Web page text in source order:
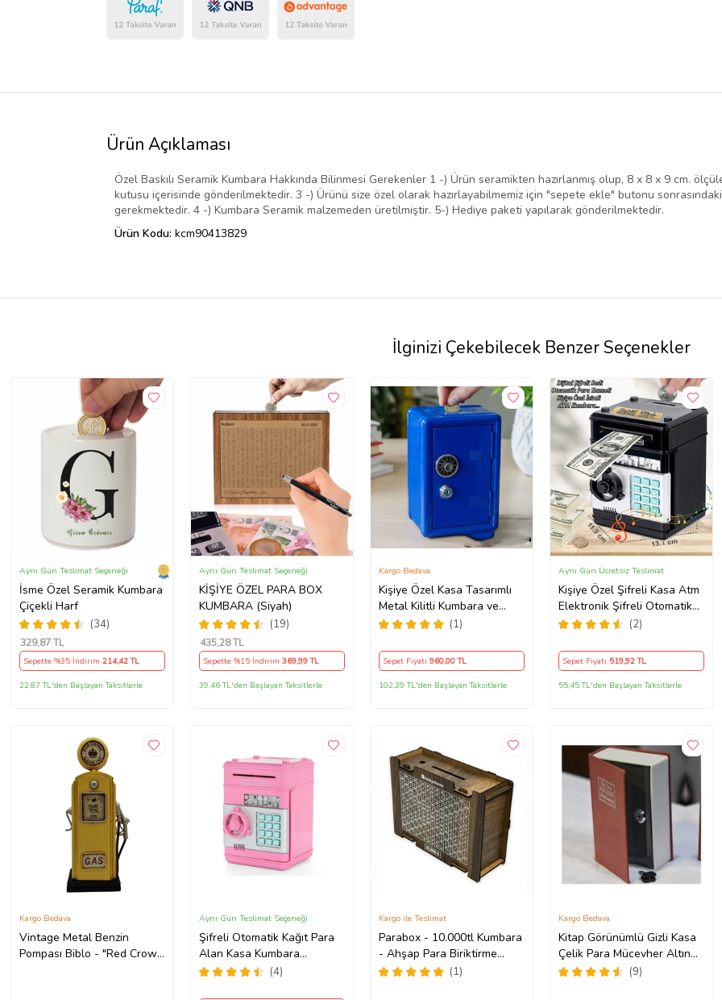
Ürün Açıklaması
Özel Baskılı Seramik Kumbara Hakkında Bilinmesi Gerekenler 1 -) Ürün seramikten hazırlanmış olup, 8 x 8 x 9 cm.
kutusu içerisinde gönderilmektedir. 3 -) Ürünü size özel olarak hazırlayabilmemiz için "sepete ekle" butonu
gerekmektedir. 4 -) Kumbara Seramik malzemeden üretilmiştir. 5-) Hediye paketi yapılarak gönderilmektedir.
Ürün Kodu: kcm90413829
İlginizi Çekebilecek Benzer Seçenekler
İsme Özel Seramik Kumbara
Çiçekli Harf
(34)
Aynı Gün Teslimat Seçeneği
329,87 TL
Sepette %35 İndirim 214,42 TL
22,87 TL'den Başlayan Taksitlerle
KİŞİYE ÖZEL PARA BOX
KUMBARA (Siyah)
(19)
Aynı Gün Teslimat Seçeneği
435,28 TL
Sepette %15 İndirim 369,99 TL
39,46 TL'den Başlayan Taksitlerle
Kişiye Özel Kasa Tasarımlı
Metal Kilitli Kumbara ve
Saklama Kutusu (Mavi)
(1)
Kargo Bedava
Sepet Fiyatı 960,00 TL
102,39 TL'den Başlayan Taksitlerle
Kişiye Özel Şifreli Kasa Atm
Elektronik Şifreli Otomatik
Siyah Kumbara(2)
Aynı Gün Ücretsiz Teslimat
Sepet Fiyatı 519,92 TL
55,45 TL'den Başlayan Taksitlerle
Vintage Metal Benzin
Pompası Biblo - "Red Crown
Kargo Bedava
Şifreli Otomatik Kağıt Para
Alan Kasa Kumbara
Elektronik Atm (Pembe)
(4)
Aynı Gün Teslimat Seçeneği
Parabox - 10.000tl Kumbara
- Ahşap Para Biriktirme
Hedef Kutusu - Hediyelik
(1)
Kargo ile Teslimat
Kitap Görünümlü Gizli Kasa
Çelik Para Mücevher Altın
Kutu Kumbara (Bordo)
(9)
Kargo Bedava